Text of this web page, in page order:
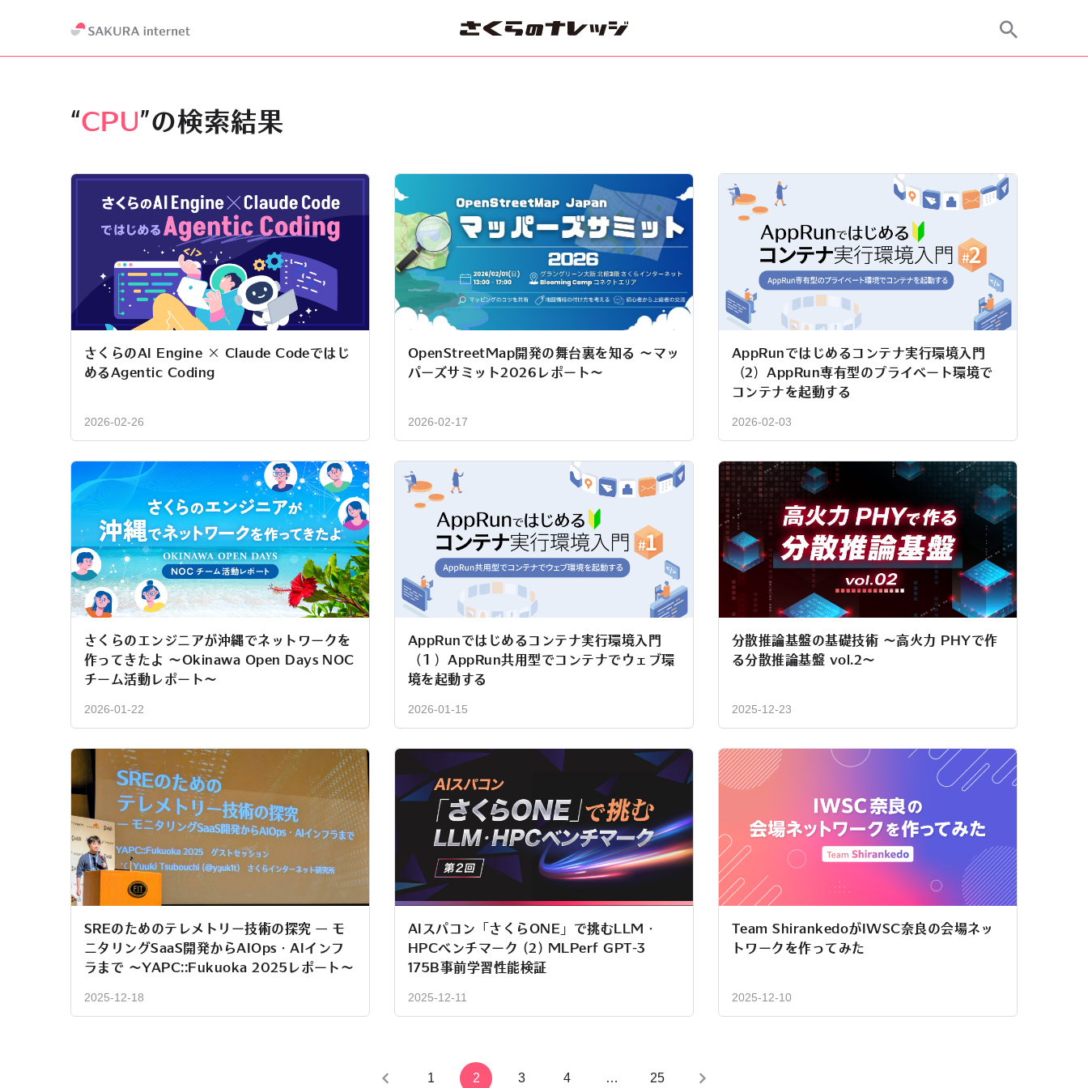
“CPU”の検索結果
さくらのAI Engine × Claude Codeではじ
めるAgentic Coding
2026-02-26
OpenStreetMap開発の舞台裏を知る 〜マッ
パーズサミット2026レポート〜
2026-02-17
AppRunではじめるコンテナ実行環境入門
（2）AppRun専有型のプライベート環境で
コンテナを起動する
2026-02-03
さくらのエンジニアが沖縄でネットワークを
作ってきたよ 〜Okinawa Open Days NOC
チーム活動レポート〜
2026-01-22
AppRunではじめるコンテナ実行環境入門
（１）AppRun共用型でコンテナでウェブ環
境を起動する
2026-01-15
分散推論基盤の基礎技術 〜高火力 PHYで作
る分散推論基盤 vol.2〜
2025-12-23
SREのためのテレメトリー技術の探究 — モ
ニタリングSaaS開発からAIOps・AIインフ
ラまで 〜YAPC::Fukuoka 2025レポート〜
2025-12-18
AIスパコン「さくらONE」で挑むLLM・
HPCベンチマーク (2) MLPerf GPT-3
175B事前学習性能検証
2025-12-11
Team ShirankedoがIWSC奈良の会場ネッ
トワークを作ってみた
2025-12-10
1 2 3 4 … 25